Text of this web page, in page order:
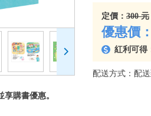
享購書優惠。
定價： 300 元
優惠價：
紅利可得
配送方式：配